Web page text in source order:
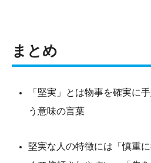
まとめ
「堅実」とは物事を確実に
う意味の言葉
堅実な人の特徴には「慎重